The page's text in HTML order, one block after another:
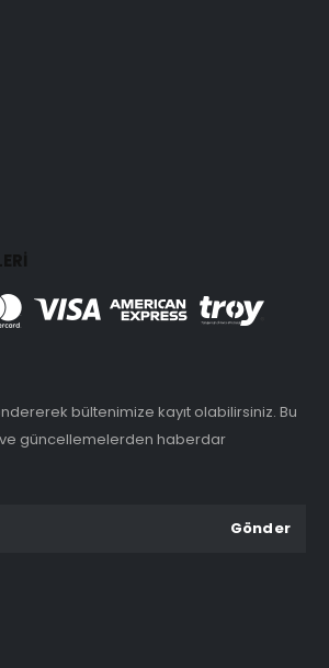
bültenimize kayıt olabilirsiniz. Bu
güncellemelerden haberdar